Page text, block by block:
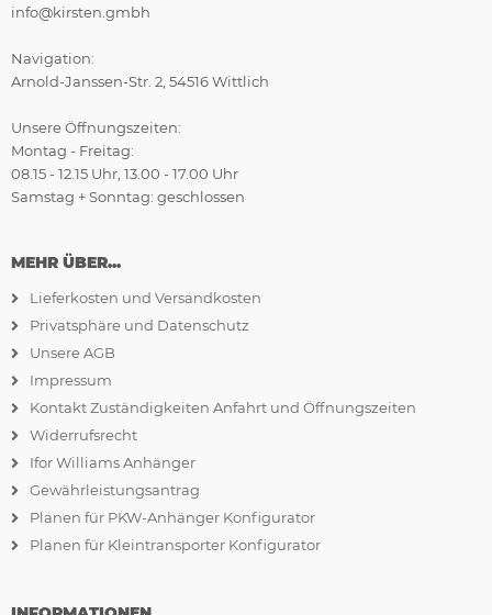
info@kirsten.gmbh
Navigation:
Arnold-Janssen-Str. 2, 54516 Wittlich
Unsere Öffnungszeiten:
Montag - Freitag:
08.15 - 12.15 Uhr, 13.00 - 17.00 Uhr
Samstag + Sonntag: geschlossen
MEHR ÜBER...
Lieferkosten und Versandkosten
Privatsphäre und Datenschutz
Unsere AGB
Impressum
Kontakt Zuständigkeiten Anfahrt und Öffnungszeiten
Widerrufsrecht
Ifor Williams Anhänger
Gewährleistungsantrag
Planen für PKW-Anhänger Konfigurator
Planen für Kleintransporter Konfigurator